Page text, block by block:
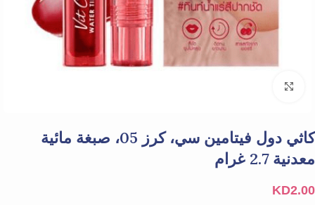
كاثي دول فيتامين سي، كرز 05، صبغة مائية
معدنية 2.7 غرام
KD2.00